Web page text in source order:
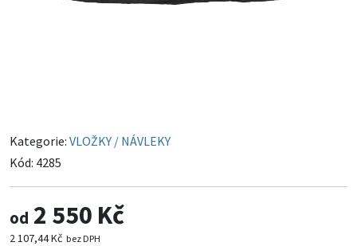
Kategorie: VLOŽKY / NÁVLEKY
Kód: 4285
od 2 550 Kč
2 107,44 Kč bez DPH